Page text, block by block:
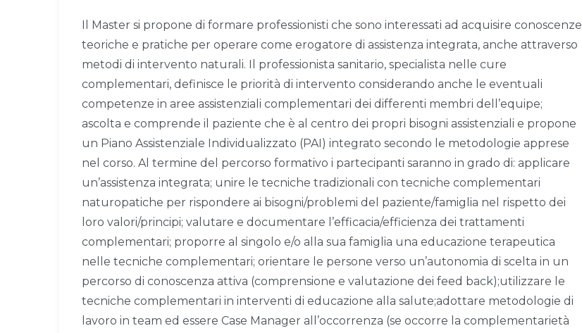
Il Master si propone di formare professionisti che sono interessati ad acquisire conoscenze
teoriche e pratiche per operare come erogatore di assistenza integrata, anche attraverso
metodi di intervento naturali. Il professionista sanitario, specialista nelle cure
complementari, definisce le priorità di intervento considerando anche le eventuali
competenze in aree assistenziali complementari dei differenti membri dell’equipe;
ascolta e comprende il paziente che è al centro dei propri bisogni assistenziali e propone
un Piano Assistenziale Individualizzato (PAI) integrato secondo le metodologie apprese
nel corso. Al termine del percorso formativo i partecipanti saranno in grado di: applicare
un’assistenza integrata; unire le tecniche tradizionali con tecniche complementari
naturopatiche per rispondere ai bisogni/problemi del paziente/famiglia nel rispetto dei
loro valori/principi; valutare e documentare l’efficacia/efficienza dei trattamenti
complementari; proporre al singolo e/o alla sua famiglia una educazione terapeutica
nelle tecniche complementari; orientare le persone verso un’autonomia di scelta in un
percorso di conoscenza attiva (comprensione e valutazione dei feed back);utilizzare le
tecniche complementari in interventi di educazione alla salute;adottare metodologie di
lavoro in team ed essere Case Manager all’occorrenza (se occorre la complementarietà